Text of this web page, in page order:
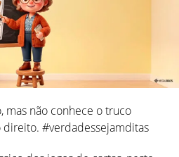
popular. Então, não têm
variam de região para região
e o espaço.
acessíveis e favorecem o
que não há brincadeira sem o
com amigos
mas não conhece o truco
direito. #verdadessejamditas